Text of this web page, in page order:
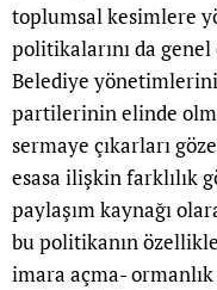
toplumsal kesimlere
politikalarını da
Belediye
partilerinin elinde
sermaye çıkarları
esasa ilişkin farklılık
paylaşım kaynağı
bu politikanın
imara açma-